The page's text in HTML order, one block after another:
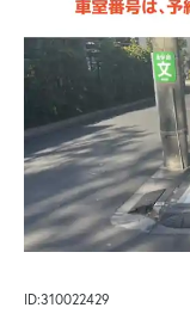
ID:310022429